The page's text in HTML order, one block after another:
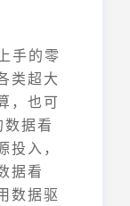
手的零
类超大
，也可
据看
入，
据看
数据驱